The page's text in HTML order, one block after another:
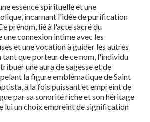
essence spirituelle et une
incarnant l'idée de purification
prénom, lié à l'acte sacré du
une connexion intime avec les
et une vocation à guider les autres
tant que porteur de ce nom, l'individu
une aura de sagesse et de
la figure emblématique de Saint
à la fois puissant et empreint de
par sa sonorité riche et son héritage
lui un choix empreint de signification